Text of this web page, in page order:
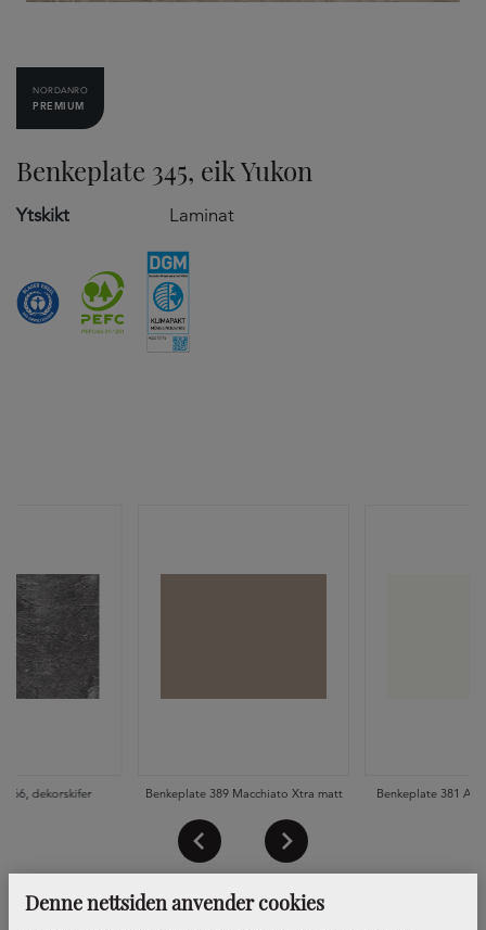
Denne nettsiden anvender cookies
Benkeplate 345, eik Yukon
NORDANRO
PREMIUM
Ytskikt Laminat
066, dekorskifer Benkeplate 389 Macchiato Xtra matt Benkeplate 381